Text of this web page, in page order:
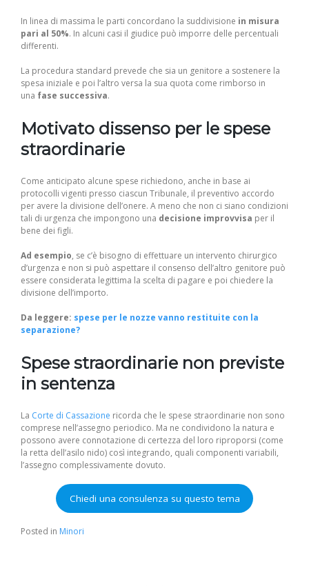
In linea di massima le parti concordano la suddivisione in misura
pari al 50%. In alcuni casi il giudice può imporre delle percentuali
differenti.
La procedura standard prevede che sia un genitore a sostenere la
spesa iniziale e poi l’altro versa la sua quota come rimborso in
una fase successiva.
Motivato dissenso per le spese
straordinarie
Come anticipato alcune spese richiedono, anche in base ai
protocolli vigenti presso ciascun Tribunale, il preventivo accordo
per avere la divisione dell’onere. A meno che non ci siano condizioni
tali di urgenza che impongono una decisione improvvisa per il
bene dei figli.
Ad esempio, se c’è bisogno di effettuare un intervento chirurgico
d’urgenza e non si può aspettare il consenso dell’altro genitore può
essere considerata legittima la scelta di pagare e poi chiedere la
divisione dell’importo.
Da leggere: spese per le nozze vanno restituite con la
separazione?
Spese straordinarie non previste
in sentenza
La Corte di Cassazione ricorda che le spese straordinarie non sono
comprese nell’assegno periodico. Ma ne condividono la natura e
possono avere connotazione di certezza del loro riproporsi (come
la retta dell’asilo nido) così integrando, quali componenti variabili,
l’assegno complessivamente dovuto.
Chiedi una consulenza su questo tema
Posted in Minori